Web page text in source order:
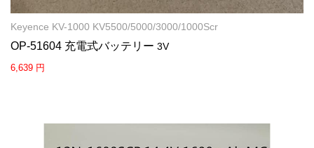
Keyence KV-1000 KV5500/5000/3000/1000Scr
OP-51604 充電式バッテリー 3V
6,639 円